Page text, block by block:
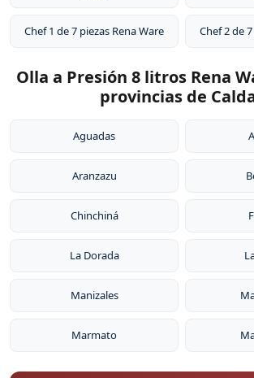
Chef 1 de 7 piezas Rena Ware Chef 2 de
Olla a Presión 8 litros Rena
provincias de
Aguadas
Aranzazu
Chinchiná
La Dorada
Manizales
Marmato